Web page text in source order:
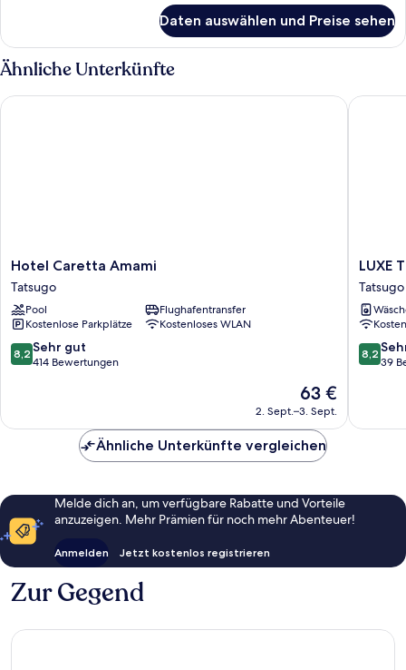
Daten auswählen und Preise sehen
Ähnliche Unterkünfte
Hotel
Caretta
Amami
Tatsugo
Hotel Caretta Amami
Tatsugo
Pool
Flughafentransfer
Kostenlose Parkplätze
Kostenloses WLAN
8.2
von
414
Bewertungen
8,2 Sehr gut
414 Bewertungen
Der
Preis
beträgt
63 €
63 €
2. Sept.–3. Sept.
Hotel Caretta Amami
LUXE
TECH
VILLA
Tatsugo
LUXE
Tatsugo
8.2
von
39
8,2
39
LUXE
Ähnliche Unterkünfte vergleichen
Melde dich an, um verfügbare Rabatte und Vorteile
anzuzeigen. Mehr Prämien für noch mehr Abenteuer!
Anmelden Jetzt kostenlos registrieren
Zur Gegend